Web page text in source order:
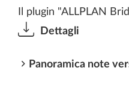
Il plugin "ALLPLAN
Dettagli
Panoramica note